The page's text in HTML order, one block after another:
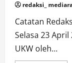
redaksi_
Catatan
Selasa 23
UKW oleh...